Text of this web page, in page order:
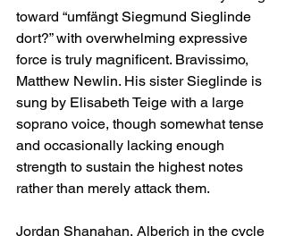
toward “umfängt Siegmund Sieglinde
dort?” with overwhelming expressive
force is truly magnificent. Bravissimo,
Matthew Newlin. His sister Sieglinde is
sung by Elisabeth Teige with a large
soprano voice, though somewhat tense
and occasionally lacking enough
strength to sustain the highest notes
rather than merely attack them.
Jordan Shanahan, Alberich in the cycle